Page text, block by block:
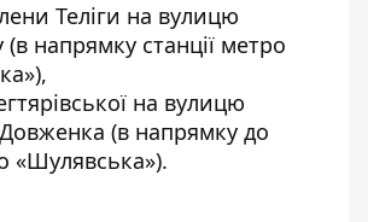
Теліги на вулицю
(в напрямку станції метро
на вулицю
(в напрямку до
«Шулявська»).